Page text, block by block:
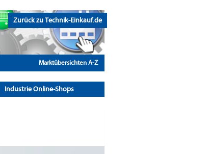
Zurück zu Technik-Einkauf.de
Marktübersichten A-Z
Industrie Online-Shops